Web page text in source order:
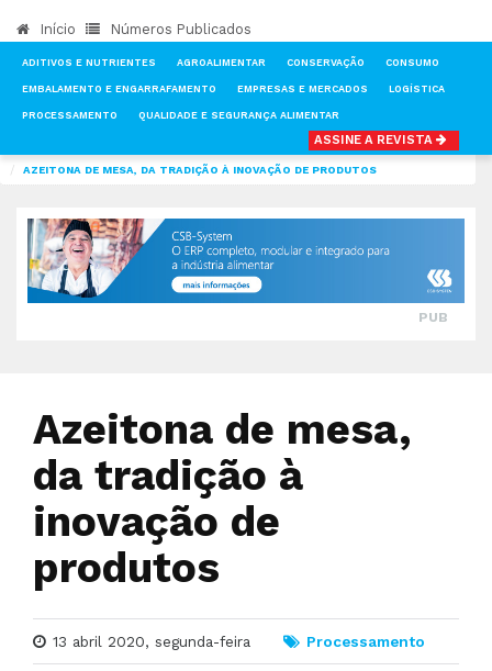
Início Números Publicados
ADITIVOS E NUTRIENTES AGROALIMENTAR CONSERVAÇÃO CONSUMO
EMBALAMENTO E ENGARRAFAMENTO EMPRESAS E MERCADOS LOGÍSTICA
PROCESSAMENTO QUALIDADE E SEGURANÇA ALIMENTAR
ASSINE A REVISTA
AZEITONA DE MESA, DA TRADIÇÃO À INOVAÇÃO DE PRODUTOS
PUB
Azeitona de mesa,
da tradição à
inovação de
produtos
13 abril 2020, segunda-feira Processamento